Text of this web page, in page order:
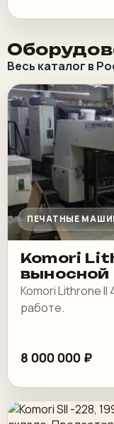
Весь каталог в
ПЕЧАТНЫЕ
Komori
выносной
Komori Lithrone II
работе.
8 000 000 ₽